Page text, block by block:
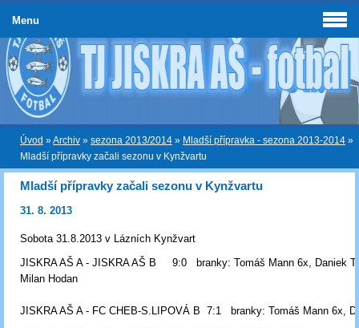
Úvod »Archiv » sezona 2013/2014 » Mladší přípravka - sezona 2013-2014 »
Mladší přípravky začali sezonu v Kynžvartu
Mladší přípravky začali sezonu v Kynžvartu
31. 8. 2013
Sobota 31.8.2013 v Lázních Kynžvart
JISKRA AŠ A - JISKRA AŠ B 9:0 branky: Tomáš Mann 6x, Daniek
Milan Hodan
JISKRA AŠ A - FC CHEB-S.LIPOVÁ B 7:1 branky: Tomáš Mann 6x,
Menu